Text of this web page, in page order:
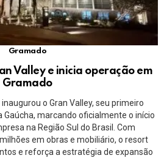
Gramado
Valley e inicia operação em
Gramado
o Gran Valley, seu primeiro
marcando oficialmente o início
na Região Sul do Brasil. Com
em obras e mobiliário, o resort
e reforça a estratégia de expansão